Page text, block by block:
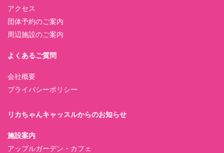
アクセス
団体予約のご案内
周辺施設のご案内
よくあるご質問
会社概要
プライバシーポリシー
リカちゃんキャッスルからのお知らせ
施設案内
アップルガーデン・カフェ